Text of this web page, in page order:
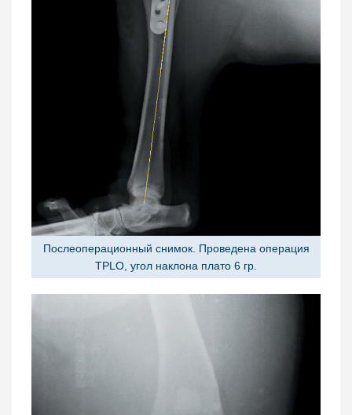
Послеоперационный снимок. Проведена операция
TPLO, угол наклона плато 6 гр.